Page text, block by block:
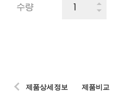
수량
제품상세정보 제품비교